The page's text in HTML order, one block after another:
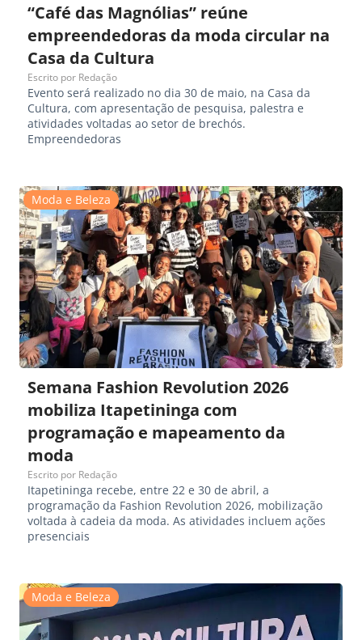
“Café das Magnólias” reúne
empreendedoras da moda circular na
Casa da Cultura
Escrito por Redação
Evento será realizado no dia 30 de maio, na Casa da
Cultura, com apresentação de pesquisa, palestra e
atividades voltadas ao setor de brechós.
Empreendedoras
Moda e Beleza
Semana Fashion Revolution 2026
mobiliza Itapetininga com
programação e mapeamento da
moda
Escrito por Redação
Itapetininga recebe, entre 22 e 30 de abril, a
programação da Fashion Revolution 2026, mobilização
voltada à cadeia da moda. As atividades incluem ações
presenciais
Moda e Beleza